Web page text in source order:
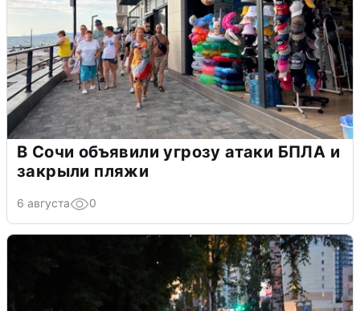
В Сочи объявили угрозу атаки БПЛА и
закрыли пляжи
6 августа 0